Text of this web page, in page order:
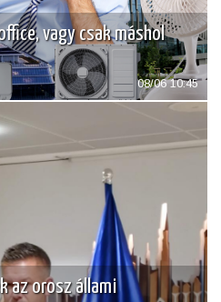
vagy csak máshol
08/06 10:45
az orosz állami